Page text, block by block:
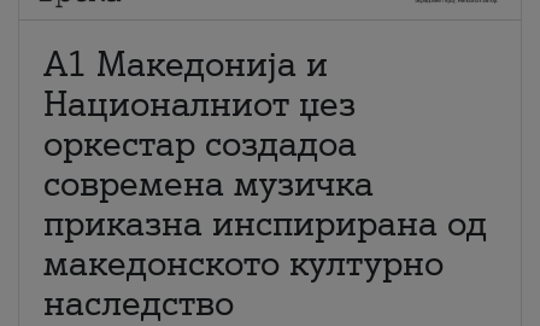
А1 Македонија и
Националниот џез
оркестар создадоа
современа музичка
приказна инспирирана од
македонското културно
наследство